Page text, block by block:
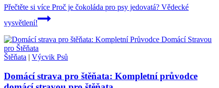
Přečtěte si více Proč je čokoláda pro psy jedovatá? Vědecké
vysvětlení!
Štěňata | Výcvik Psů
Domácí strava pro štěňata: Kompletní průvodce